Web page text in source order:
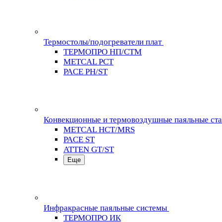
Термостолы/подогреватели плат
ТЕРМОПРО НП/СТМ
METCAL PCT
PACE PH/ST
Конвекционные и термовоздушные паяльные
METCAL HCT/MRS
PACE ST
ATTEN GT/ST
Еще
Инфракрасные паяльные системы
ТЕРМОПРО ИК